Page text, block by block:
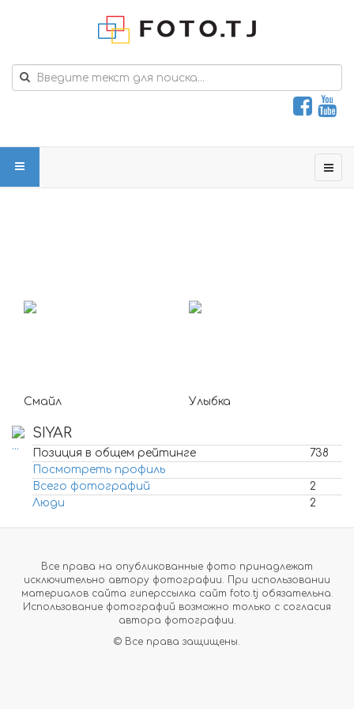
Смайл Улыбка
SIYAR
Позиция в общем рейтинге
738
Посмотреть профиль
Всего фотографий
2
Люди
2
Все права на опубликованные фото принадлежат
исключительно автору фотографии. При использовании
материалов сайта гиперссылка сайт foto.tj обязательна.
Использование фотографий возможно только с согласия
автора фотографии.
© Все права защищены.